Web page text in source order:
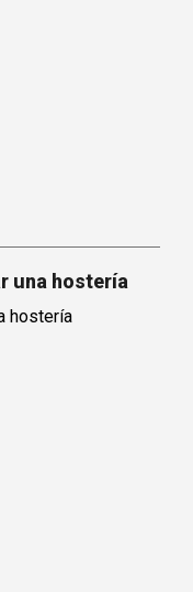
una hostería